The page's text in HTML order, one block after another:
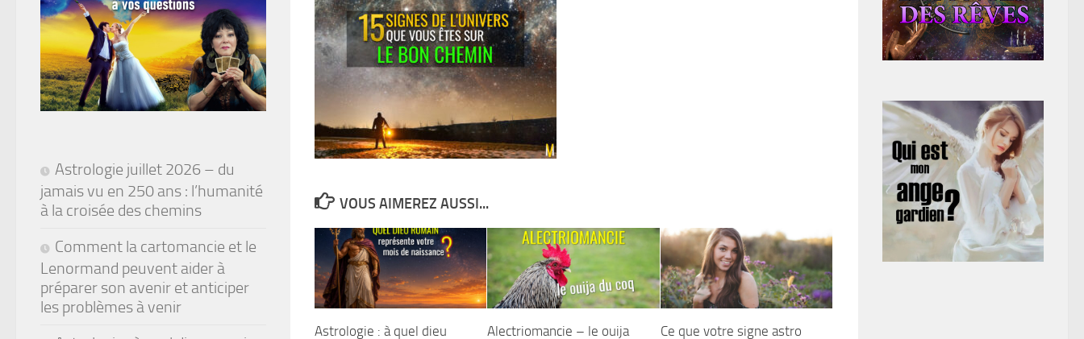
VOUS AIMEREZ AUSSI...
Astrologie : à quel dieu
Alectriomancie – le ouija
Ce que votre signe astro
Astrologie juillet 2026 – du
jamais vu en 250 ans : l’humanité
à la croisée des chemins
Comment la cartomancie et le
Lenormand peuvent aider à
préparer son avenir et anticiper
les problèmes à venir